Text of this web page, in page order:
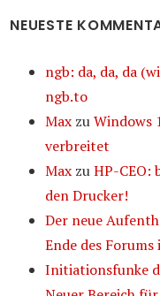
NEUESTE
ngb: da, da, da
ngb.to
Max zuWindows
verbreitet
Max zuHP-CEO:
den Drucker!
Der neue
Ende des Forums
Initiationsfunke